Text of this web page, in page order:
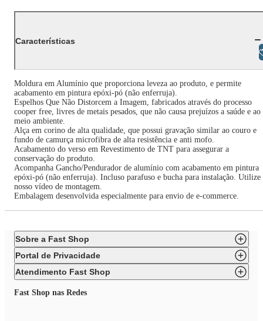
Características
Moldura em Alumínio que proporciona leveza ao produto, e permite
acabamento em pintura epóxi-pó (não enferruja).
Espelhos Que Não Distorcem a Imagem, fabricados através do processo
cooper free, livres de metais pesados, que não causa prejuízos a saúde e ao
meio ambiente.
Alça em corino de alta qualidade, que possui gravação similar ao couro e
fundo de camurça microfibra de alta resistência e anti mofo.
Acabamento do verso em Revestimento de TNT para assegurar a
conservação do produto.
Acompanha Gancho/Pendurador de alumínio com acabamento em pintura
epóxi-pó (não enferruja). Incluso parafuso e bucha para instalação. Utilize
nosso vídeo de montagem.
Embalagem desenvolvida especialmente para envio de e-commerce.
Sobre a Fast Shop
Portal de Privacidade
Atendimento Fast Shop
Fast Shop nas Redes